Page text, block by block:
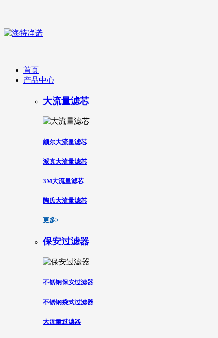
首页
产品中心
大流量滤芯
颇尔大流量滤芯
派克大流量滤芯
3M大流量滤芯
陶氏大流量滤芯
更多>
保安过滤器
不锈钢保安过滤器
不锈钢袋式过滤器
大流量过滤器